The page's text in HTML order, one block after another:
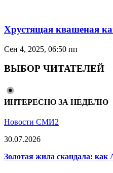
Хрустящая квашеная
Сен 4, 2025, 06:50 пп
ВЫБОР ЧИТАТЕЛЕЙ
ИНТЕРЕСНО ЗА НЕДЕЛЮ
Новости СМИ2
30.07.2026
Золотая жила скандала: как